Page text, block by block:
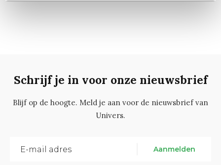
Schrijf je in voor onze nieuwsbrief
Blijf op de hoogte. Meld je aan voor de nieuwsbrief van
Univers.
Aanmelden